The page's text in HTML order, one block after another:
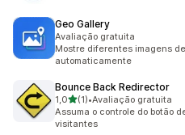
Geo Gallery
Avaliação gratuita
Mostre diferentes imagens
automaticamente
Bounce Back Redirector
1,0de 5 estrelas
(1)
1 avaliações ao todo
•Avaliação gratuita
Assuma o controle do botão
visitantes